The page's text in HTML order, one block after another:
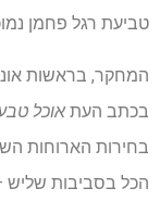
טביעת רגל פחמן
המחקר, בראשות
בכתב העת אוכל
בחירות הארוחות
הכל בסביבות שליש